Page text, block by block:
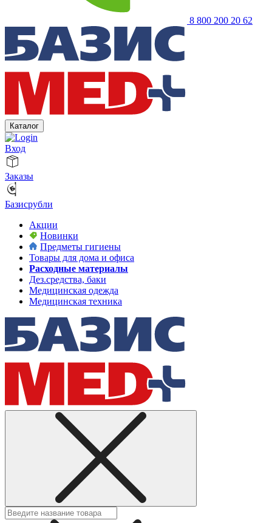
8 800 200 20 62
Каталог
Вход
Заказы
Базисрубли
Акции
Новинки
Предметы гигиены
Товары для дома и офиса
Расходные материалы
Дез.средства, баки
Медицинская одежда
Медицинская техника